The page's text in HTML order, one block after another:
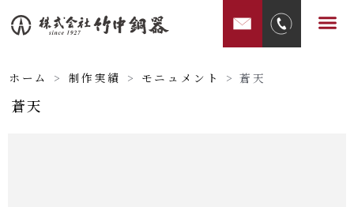
容
ス
キ
メ
ホーム > 制作実績 > モニュメント >蒼天
蒼天